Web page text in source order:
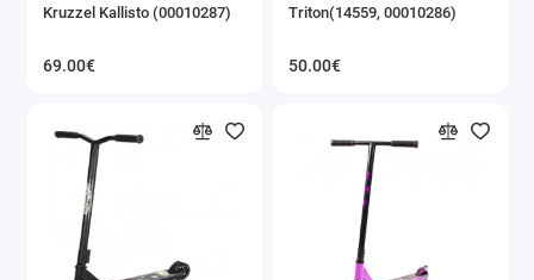
Kruzzel Kallisto (00010287)
69.00€
Triton(14559, 00010286)
50.00€